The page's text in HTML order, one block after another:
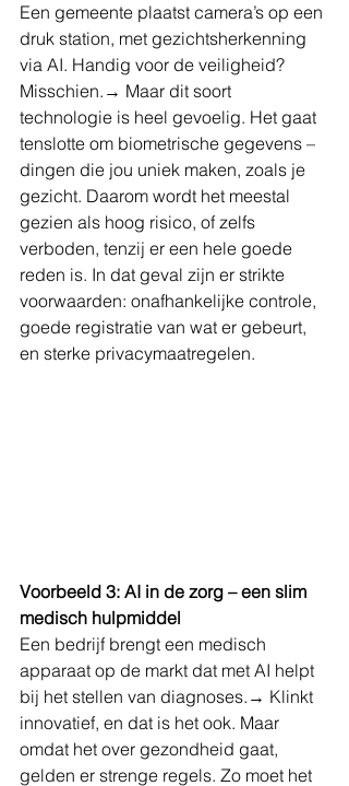
Een gemeente plaatst camera’s op een
druk station, met gezichtsherkenning
via AI. Handig voor de veiligheid?
Misschien.→ Maar dit soort
technologie is heel gevoelig. Het gaat
tenslotte om biometrische gegevens –
dingen die jou uniek maken, zoals je
gezicht. Daarom wordt het meestal
gezien als hoog risico, of zelfs
verboden, tenzij er een hele goede
reden is. In dat geval zijn er strikte
voorwaarden: onafhankelijke controle,
goede registratie van wat er gebeurt,
en sterke privacymaatregelen.
Voorbeeld 3: AI in de zorg – een slim
medisch hulpmiddel
Een bedrijf brengt een medisch
apparaat op de markt dat met AI helpt
bij het stellen van diagnoses.→ Klinkt
innovatief, en dat is het ook. Maar
omdat het over gezondheid gaat,
gelden er strenge regels. Zo moet het